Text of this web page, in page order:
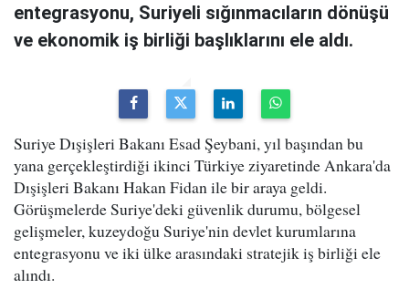
entegrasyonu, Suriyeli sığınmacıların dönüşü
ve ekonomik iş birliği başlıklarını ele aldı.
Suriye Dışişleri Bakanı Esad Şeybani, yıl başından bu
yana gerçekleştirdiği ikinci Türkiye ziyaretinde Ankara'da
Dışişleri Bakanı Hakan Fidan ile bir araya geldi.
Görüşmelerde Suriye'deki güvenlik durumu, bölgesel
gelişmeler, kuzeydoğu Suriye'nin devlet kurumlarına
entegrasyonu ve iki ülke arasındaki stratejik iş birliği ele
alındı.